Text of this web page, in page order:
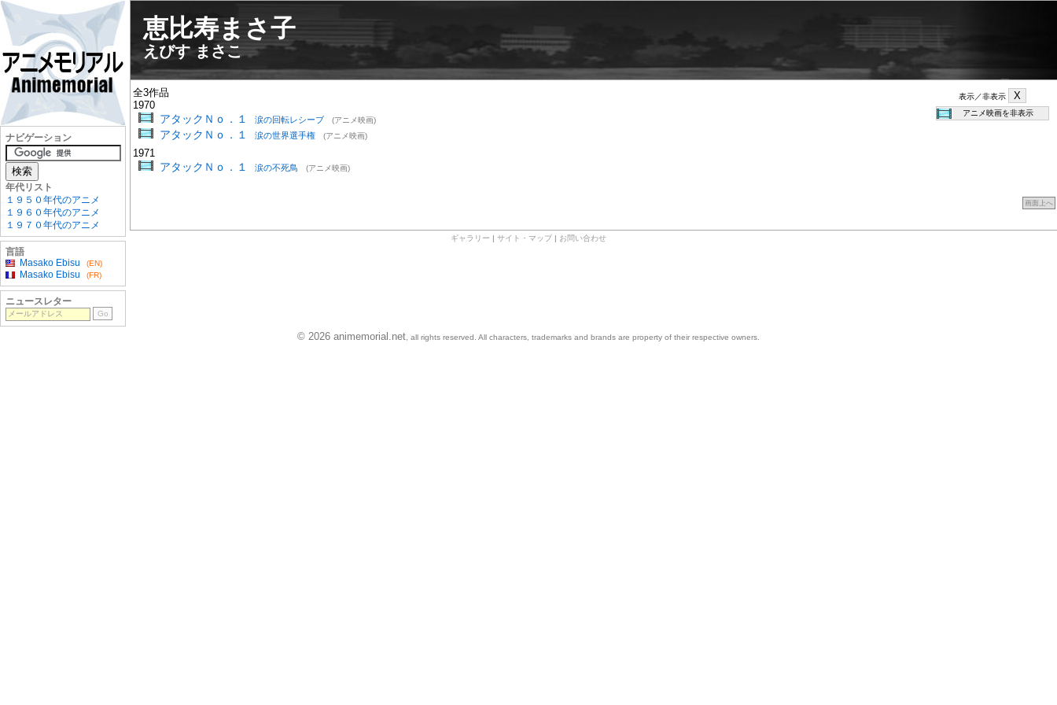
恵比寿まさ子
えびす まさこ
表示／非表示
全3作品
1970
アタックＮｏ．１ 涙の回転レシーブ (アニメ映画)
アタックＮｏ．１ 涙の世界選手権 (アニメ映画)
1971
アタックＮｏ．１ 涙の不死鳥 (アニメ映画)
画面上へ
ギャラリー サイト・マップ お問い合わせ
ナビゲーション
年代リスト
１９５０年代のアニメ
１９６０年代のアニメ
１９７０年代のアニメ
言語
Masako Ebisu
(EN)
Masako Ebisu (FR)
ニュースレター
© 2026 animemorial.net , all rights reserved. All characters, trademarks and brands are property of their respective owners.